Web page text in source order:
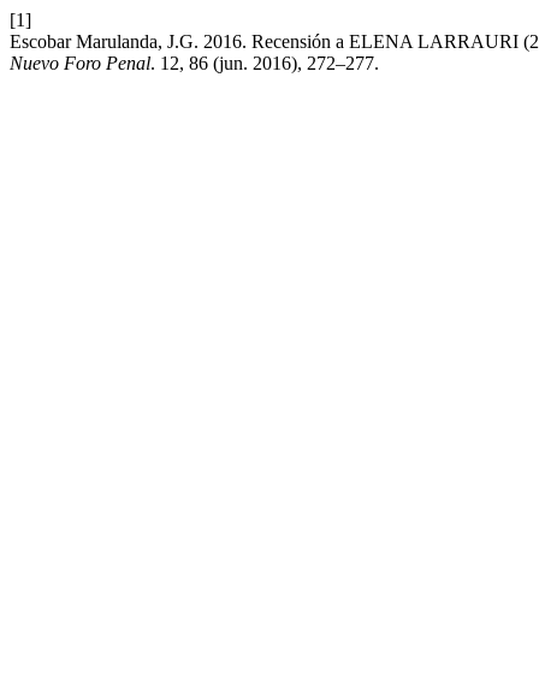
[1]
Escobar Marulanda, J.G. 2016. Recensión a ELENA LARRAURI
Nuevo Foro Penal. 12, 86 (jun. 2016), 272–277.